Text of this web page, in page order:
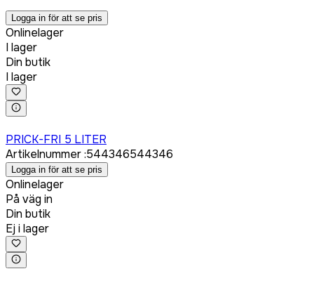
Logga in för att se pris
Onlinelager
I lager
Din butik
I lager
PRICK-FRI 5 LITER
Artikelnummer:544346544346
Logga in för att se pris
Onlinelager
På väg in
Din butik
Ej i lager